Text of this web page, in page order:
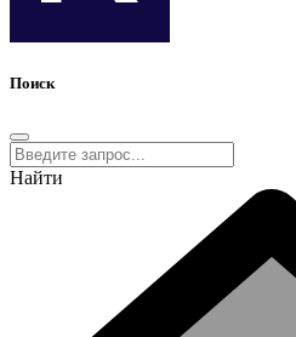
Поиск
Найти